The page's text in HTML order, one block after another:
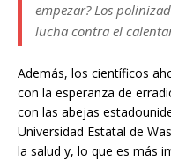
empezar? Los
lucha contra el
Además, los científicos
con la esperanza de
con las abejas
Universidad Estatal de
la salud y, lo que es más